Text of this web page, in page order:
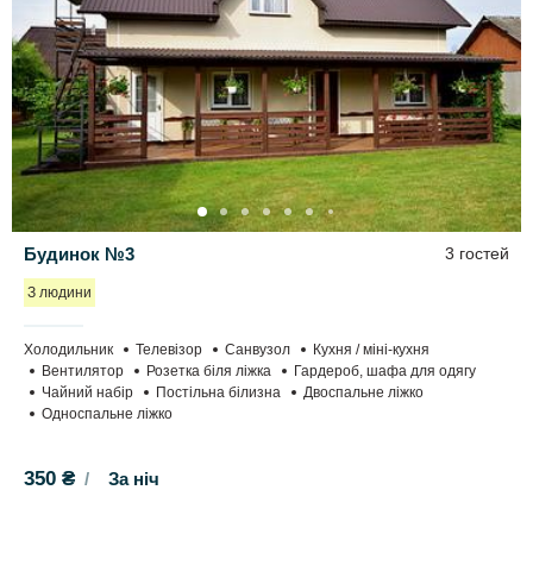
Будинок №3 3 гостей
З людини
Холодильник Телевізор Санвузол
Кухня / міні-кухня
Вентилятор
Розетка біля ліжка
Гардероб, шафа для одягу
Чайний набір
Постільна білизна
Двоспальне ліжко
Односпальне ліжко
350 ₴ За ніч